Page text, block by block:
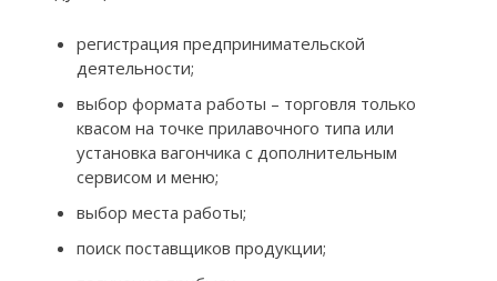
регистрация предпринимательской
деятельности;
выбор формата работы – торговля только
квасом на точке прилавочного типа или
установка вагончика с дополнительным
сервисом и меню;
выбор места работы;
поиск поставщиков продукции;